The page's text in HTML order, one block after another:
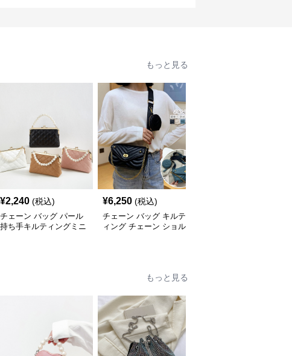
もっと見る
¥2,240 (税込)
チェーン バッグ パール
持ち手キルティングミニ
¥6,250 (税込)
チェーン バッグ キルテ
ィング チェーン ショル
もっと見る